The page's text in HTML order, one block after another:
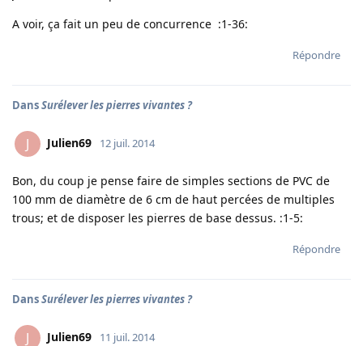
A voir, ça fait un peu de concurrence :1-36:
Répondre
DansSurélever les pierres vivantes ?
J Julien69 12 juil. 2014
Bon, du coup je pense faire de simples sections de PVC de
100 mm de diamètre de 6 cm de haut percées de multiples
trous; et de disposer les pierres de base dessus. :1-5:
Répondre
DansSurélever les pierres vivantes ?
J Julien69 11 juil. 2014